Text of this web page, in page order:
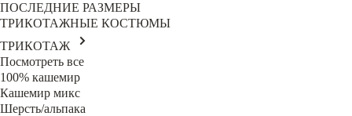
ПОСЛЕДНИЕ РАЗМЕРЫ
ТРИКОТАЖНЫЕ КОСТЮМЫ
ТРИКОТАЖ
Посмотреть все
100% кашемир
Кашемир микс
Шерсть/альпака